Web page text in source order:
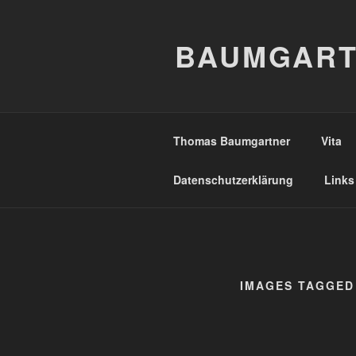
Thomas Baumgartner Vita
Datenschutzerklärung Links
IMAGES